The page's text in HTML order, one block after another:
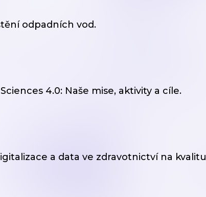
odpadních vod.
4.0: Naše mise, aktivity a cíle.
a data ve zdravotnictví na kvalitu